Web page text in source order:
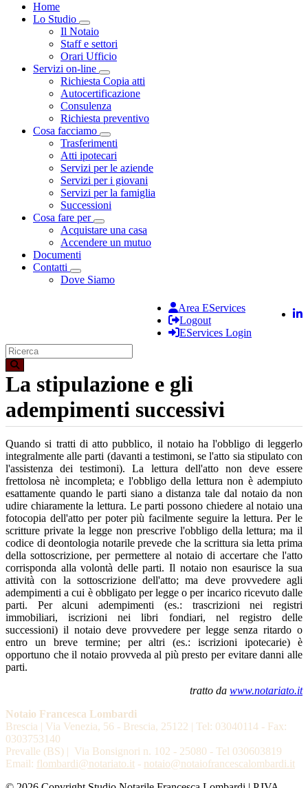
Home
Lo Studio
Toggle Dropdown
Il Notaio
Staff e settori
Orari Ufficio
Servizi on-line
Toggle Dropdown
Richiesta Copia atti
Autocertificazione
Consulenza
Richiesta preventivo
Cosa facciamo
Toggle Dropdown
Trasferimenti
Atti ipotecari
Servizi per le aziende
Servizi per i giovani
Servizi per la famiglia
Successioni
Cosa fare per
Toggle Dropdown
Acquistare una casa
Accendere un mutuo
Documenti
Contatti
Toggle Dropdown
Dove Siamo
Area EServices
Logout
EServices Login
La stipulazione e gli
adempimenti successivi
Quando si tratti di atto pubblico, il notaio ha l'obbligo di leggerlo
integralmente alle parti (davanti a testimoni, se l'atto sia stipulato con
l'assistenza dei testimoni). La lettura dell'atto non deve essere
frettolosa nè incompleta; e l'obbligo della lettura non è adempiuto
esattamente quando le parti siano a distanza tale dal notaio da non
udire chiaramente la lettura. Le parti possono chiedere al notaio una
fotocopia dell'atto per poter più facilmente seguire la lettura. Per le
scritture private la legge non prescrive l'obbligo della lettura; ma il
codice di deontologia notarile prevede che la scrittura sia letta prima
della sottoscrizione, per permettere al notaio di accertare che l'atto
corrisponda alla volontà delle parti. Il notaio non esaurisce la sua
attività con la sottoscrizione dell'atto; ma deve provvedere agli
adempimenti a cui è obbligato per legge o per incarico ricevuto dalle
parti. Per alcuni adempimenti (es.: trascrizioni nei registri
immobiliari, iscrizioni nei libri fondiari, nel registro delle
successioni) il notaio deve provvedere per legge senza ritardo o
entro un breve termine; per altri (es.: iscrizioni ipotecarie) è
opportuno che il notaio provveda al più presto per evitare danni alle
parti.
tratto da www.notariato.it
Notaio Francesca Lombardi
Brescia | Via Venezia, 56 - Brescia, 25122 | Tel: 03040114 - Fax:
0303753140
Prevalle (BS) | Via Bonsignori n. 102 - 25080 - Tel 030603819
Email: flombardi@notariato.it - notaio@notaiofrancescalombardi.it